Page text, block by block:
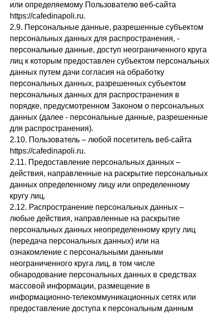
или определяемому Пользователю веб-сайта
https://cafedinapoli.ru.
2.9. Персональные данные, разрешенные субъектом
персональных данных для распространения, -
персональные данные, доступ неограниченного круга
лиц к которым предоставлен субъектом персональных
данных путем дачи согласия на обработку
персональных данных, разрешенных субъектом
персональных данных для распространения в
порядке, предусмотренном Законом о персональных
данных (далее - персональные данные, разрешенные
для распространения).
2.10. Пользователь – любой посетитель веб-сайта
https://cafedinapoli.ru.
2.11. Предоставление персональных данных –
действия, направленные на раскрытие персональных
данных определенному лицу или определенному
кругу лиц.
2.12. Распространение персональных данных –
любые действия, направленные на раскрытие
персональных данных неопределенному кругу лиц
(передача персональных данных) или на
ознакомление с персональными данными
неограниченного круга лиц, в том числе
обнародование персональных данных в средствах
массовой информации, размещение в
информационно-телекоммуникационных сетях или
предоставление доступа к персональным данным